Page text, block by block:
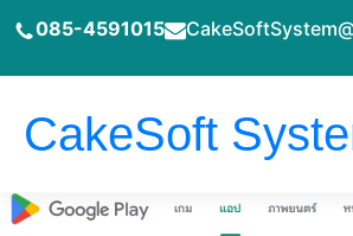
ไป
ยัง
085-4591015
CakeSoft